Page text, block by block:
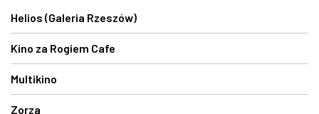
Helios (Galeria Rzeszów)
Kino za Rogiem Cafe
Multikino
Zorza